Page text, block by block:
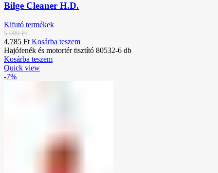
Bilge Cleaner H.D.
Kifutó termékek
5.000Ft
4.785 Ft Kosárba teszem
Hajófenék és motortér tisztító 80532-6 db
Kosárba teszem
Quick view
-7%